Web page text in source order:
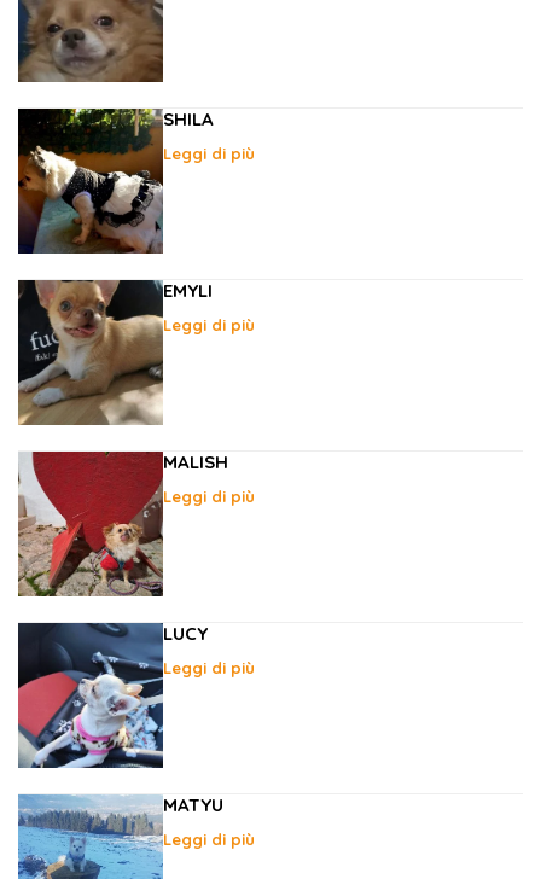
SHILA
Leggi di più
EMYLI
Leggi di più
MALISH
Leggi di più
LUCY
Leggi di più
MATYU
Leggi di più